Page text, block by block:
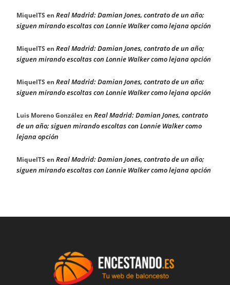
MiquelTS en Real Madrid: Damian Jones, contrato de un año;
siguen mirando escoltas con Lonnie Walker como lejana opción
MiquelTS en Real Madrid: Damian Jones, contrato de un año;
siguen mirando escoltas con Lonnie Walker como lejana opción
MiquelTS en Real Madrid: Damian Jones, contrato de un año;
siguen mirando escoltas con Lonnie Walker como lejana opción
Luis Moreno Gonzálezen Real Madrid: Damian Jones, contrato
de un año; siguen mirando escoltas con Lonnie Walker como
lejana opción
MiquelTS en Real Madrid: Damian Jones, contrato de un año;
siguen mirando escoltas con Lonnie Walker como lejana opción